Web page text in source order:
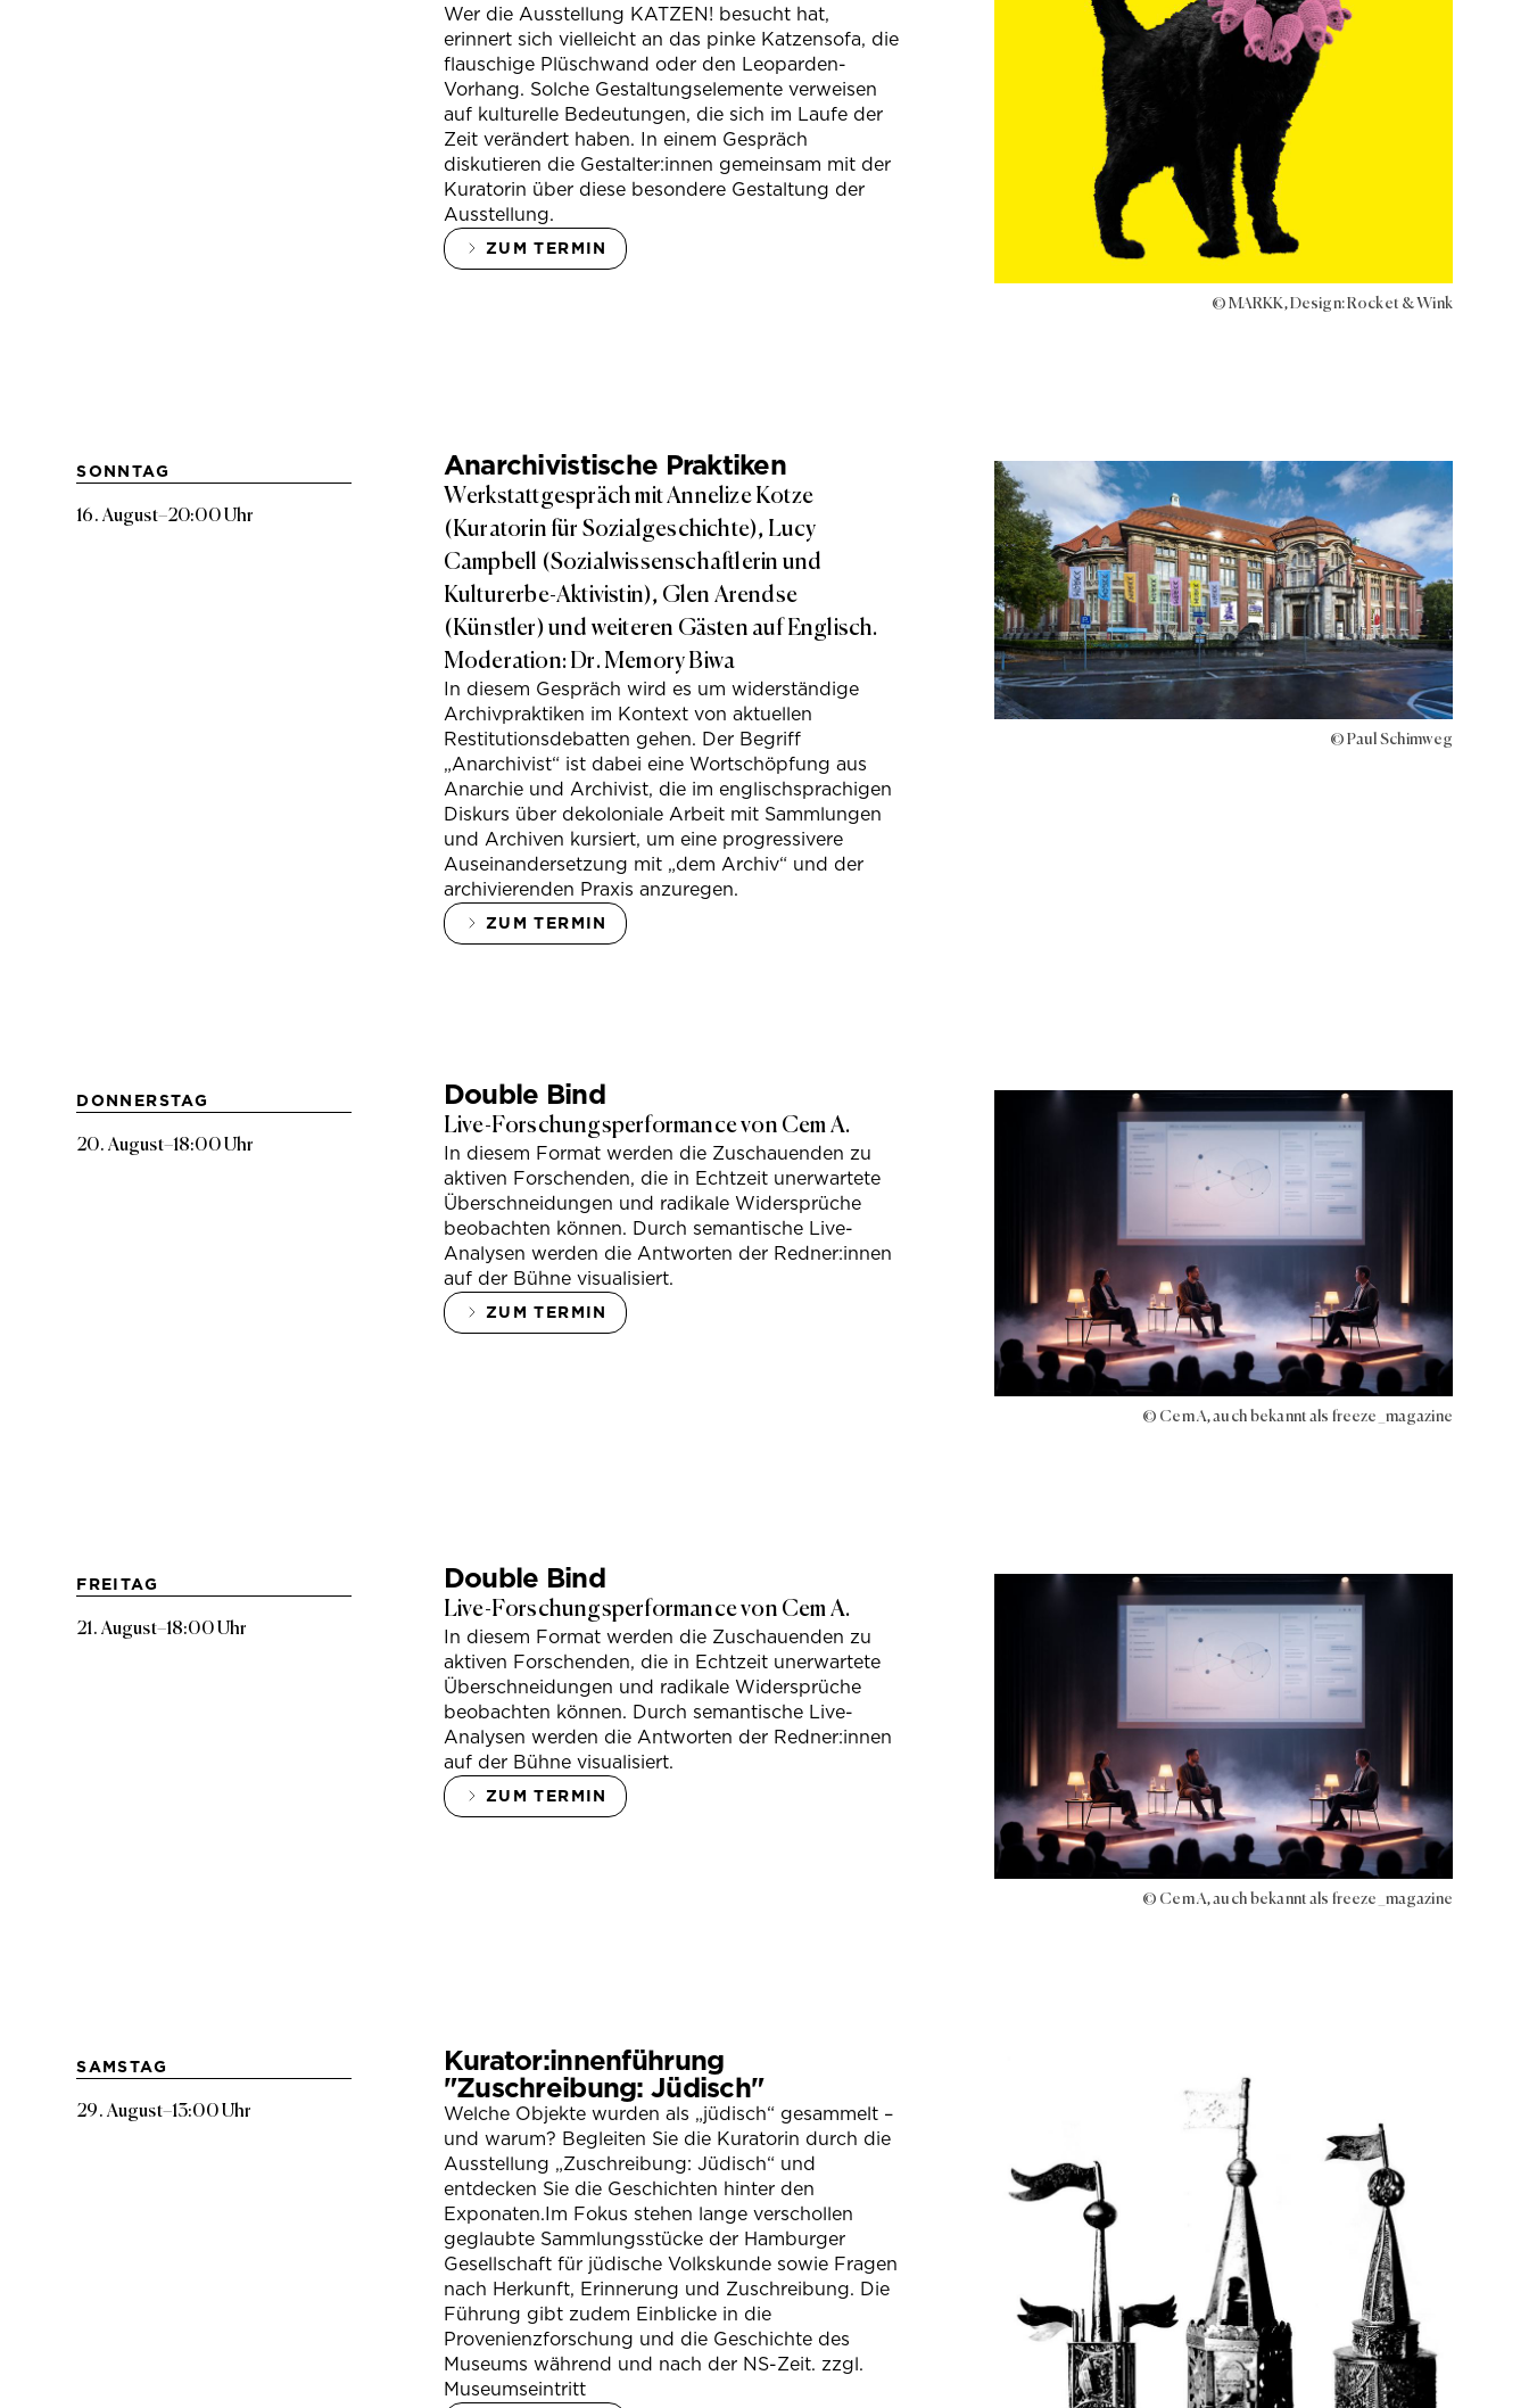
Wer die Ausstellung KATZEN! besucht hat,
erinnert sich vielleicht an das pinke Katzensofa, die
flauschige Plüschwand oder den Leoparden-
Vorhang. Solche Gestaltungselemente verweisen
auf kulturelle Bedeutungen, die sich im Laufe der
Zeit verändert haben. In einem Gespräch
diskutieren die Gestalter:innen gemeinsam mit der
Kuratorin über diese besondere Gestaltung der
Ausstellung.
ZUM TERMIN
© MARKK, Design: Rocket & Wink
SONNTAG
16. August–20:00 Uhr
Anarchivistische Praktiken
Werkstattgespräch mit Annelize Kotze
(Kuratorin für Sozialgeschichte), Lucy
Campbell (Sozialwissenschaftlerin und
Kulturerbe-Aktivistin), Glen Arendse
(Künstler) und weiteren Gästen auf Englisch.
Moderation: Dr. Memory Biwa
In diesem Gespräch wird es um widerständige
Archivpraktiken im Kontext von aktuellen
Restitutionsdebatten gehen. Der Begriff
„Anarchivist“ ist dabei eine Wortschöpfung aus
Anarchie und Archivist, die im englischsprachigen
Diskurs über dekoloniale Arbeit mit Sammlungen
und Archiven kursiert, um eine progressivere
Auseinandersetzung mit „dem Archiv“ und der
archivierenden Praxis anzuregen.
ZUM TERMIN
© Paul Schimweg
DONNERSTAG
20. August–18:00 Uhr
Double Bind
Live-Forschungsperformance von Cem A.
In diesem Format werden die Zuschauenden zu
aktiven Forschenden, die in Echtzeit unerwartete
Überschneidungen und radikale Widersprüche
beobachten können. Durch semantische Live-
Analysen werden die Antworten der Redner:innen
auf der Bühne visualisiert.
ZUM TERMIN
© Cem A, auch bekannt als freeze_magazine
FREITAG
21. August–18:00 Uhr
Double Bind
Live-Forschungsperformance von Cem A.
In diesem Format werden die Zuschauenden zu
aktiven Forschenden, die in Echtzeit unerwartete
Überschneidungen und radikale Widersprüche
beobachten können. Durch semantische Live-
Analysen werden die Antworten der Redner:innen
auf der Bühne visualisiert.
ZUM TERMIN
© Cem A, auch bekannt als freeze_magazine
SAMSTAG
29. August–13:00 Uhr
Kurator:innenführung
"Zuschreibung: Jüdisch"
Welche Objekte wurden als „jüdisch“ gesammelt –
und warum? Begleiten Sie die Kuratorin durch die
Ausstellung „Zuschreibung: Jüdisch“ und
entdecken Sie die Geschichten hinter den
Exponaten.Im Fokus stehen lange verschollen
geglaubte Sammlungsstücke der Hamburger
Gesellschaft für jüdische Volkskunde sowie Fragen
nach Herkunft, Erinnerung und Zuschreibung. Die
Führung gibt zudem Einblicke in die
Provenienzforschung und die Geschichte des
Museums während und nach der NS-Zeit. zzgl.
Museumseintritt